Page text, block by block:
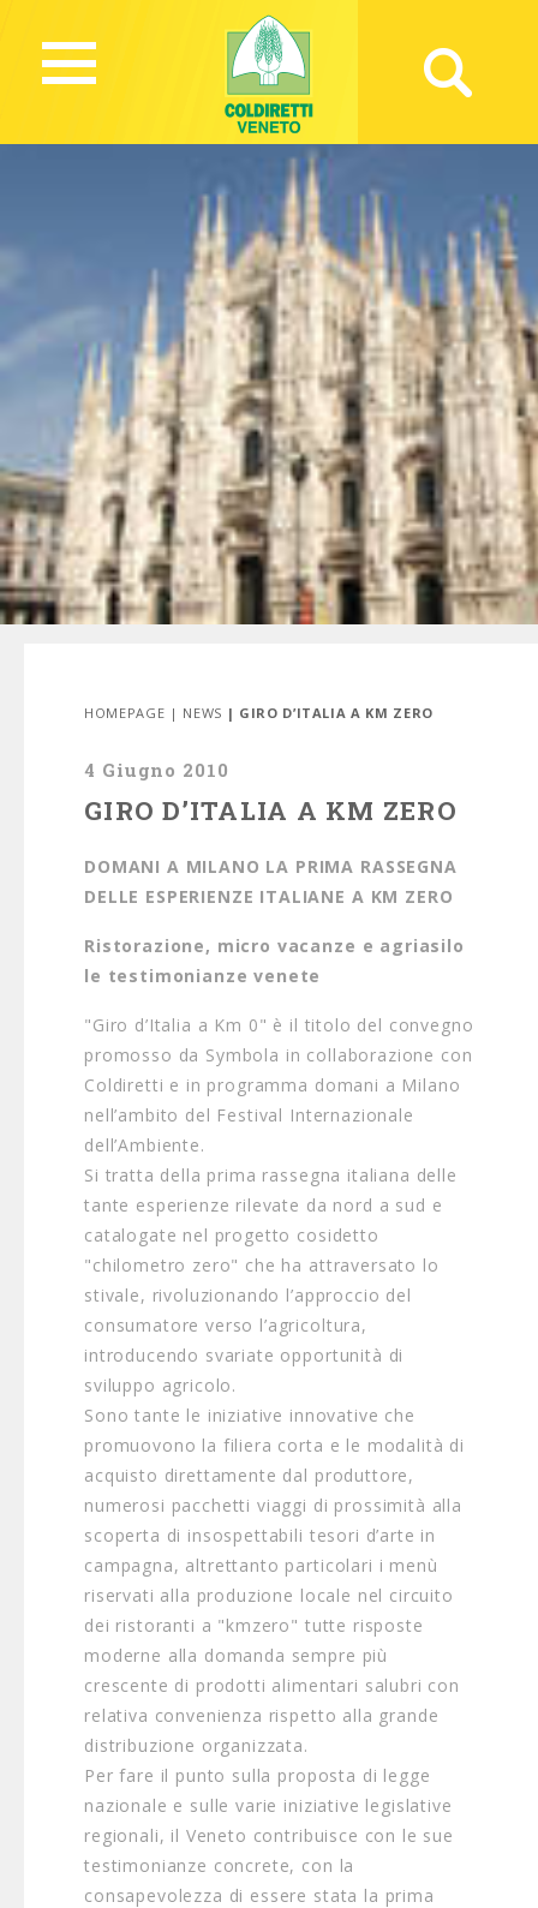
HOMEPAGE | NEWS | GIRO D’ITALIA A KM ZERO
4 Giugno 2010
GIRO D’ITALIA A KM ZERO
DOMANI A MILANO LA PRIMA RASSEGNA
DELLE ESPERIENZE ITALIANE A KM ZERO
Ristorazione, micro vacanze e agriasilo
le testimonianze venete
"Giro d’Italia a Km 0" è il titolo del convegno
promosso da Symbola in collaborazione con
Coldiretti e in programma domani a Milano
nell’ambito del Festival Internazionale
dell’Ambiente.
Si tratta della prima rassegna italiana delle
tante esperienze rilevate da nord a sud e
catalogate nel progetto cosidetto
"chilometro zero" che ha attraversato lo
stivale, rivoluzionando l’approccio del
consumatore verso l’agricoltura,
introducendo svariate opportunità di
sviluppo agricolo.
Sono tante le iniziative innovative che
promuovono la filiera corta e le modalità di
acquisto direttamente dal produttore,
numerosi pacchetti viaggi di prossimità alla
scoperta di insospettabili tesori d’arte in
campagna, altrettanto particolari i menù
riservati alla produzione locale nel circuito
dei ristoranti a "kmzero" tutte risposte
moderne alla domanda sempre più
crescente di prodotti alimentari salubri con
relativa convenienza rispetto alla grande
distribuzione organizzata.
Per fare il punto sulla proposta di legge
nazionale e sulle varie iniziative legislative
regionali, il Veneto contribuisce con le sue
testimonianze concrete, con la
consapevolezza di essere stata la prima